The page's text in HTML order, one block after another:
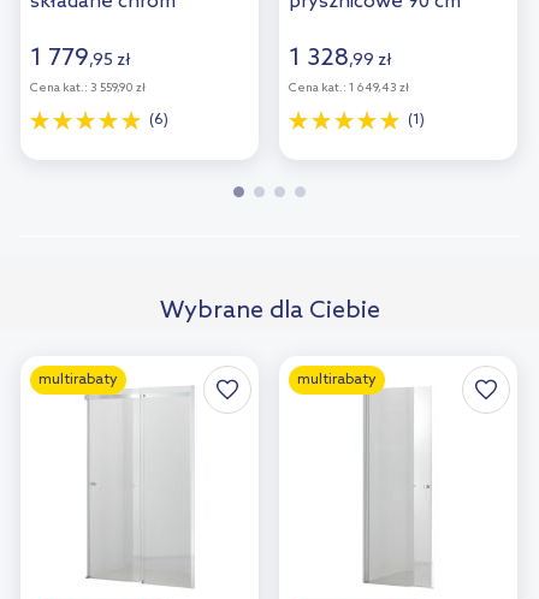
przezroczyste
21208100
1 779,95 zł
Cena kat.: 3 559,90 zł
(6)
1 328,99 zł
Cena kat.: 1 649,43 zł
(1)
Wybrane dla Ciebie
multirabaty multirabaty